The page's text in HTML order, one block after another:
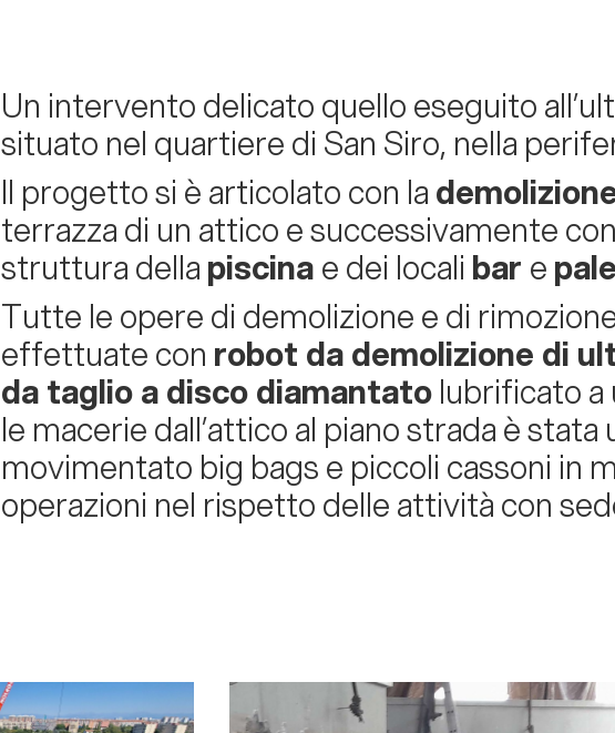
Un intervento delicato quello eseguito
situato nel quartiere di San Siro, nella
Il progetto si è articolato con la
terrazza di un attico e successivamente
struttura dellapiscinae dei locali bar e
Tutte le opere di demolizione e di
effettuate con robot da demolizione di
da taglio a disco diamantatolubrificato
le macerie dall’attico al piano strada è stata
movimentato big bags e piccoli cassoni in
operazioni nel rispetto delle attività con